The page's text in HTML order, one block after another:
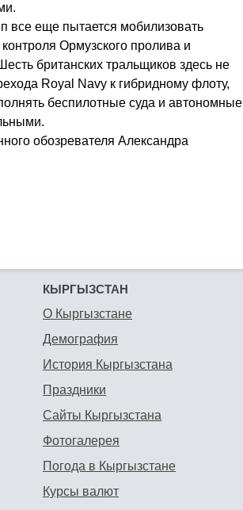
еще пытается мобилизовать
Ормузского пролива и
британских тральщиков здесь не
Royal Navy к гибридному флоту,
беспилотные суда и автономные
обозревателя Александра
КЫРГЫЗСТАН
О Кыргызстане
Демография
История Кыргызстана
Праздники
Сайты Кыргызстана
Фотогалерея
Погода в Кыргызстане
Курсы валют